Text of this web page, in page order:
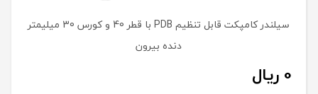
سیلندر کامپکت قابل تنظیم PDB با قطر 40 و کورس 30 میلیمتر
دنده بیرون
0 ریال